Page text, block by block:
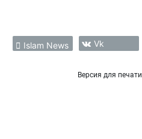
Islam News Vk
Версия для печати